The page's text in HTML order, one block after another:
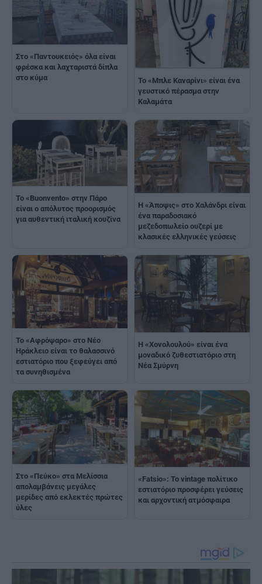
Στο «Παντουκειός» όλα είναι
φρέσκα και λαχταριστά δίπλα
στο κύμα
Το «Μπλε Καναρίνι» είναι ένα
γευστικό πέρασμα στην
Καλαμάτα
Το «Βuonvento» στην Πάρο
είναι ο απόλυτος προορισμός
για αυθεντική ιταλική κουζίνα
Η «Άποψις» στο Χαλάνδρι είναι
ένα παραδοσιακό
μεζεδοπωλείο ουζερί με
κλασικές ελληνικές γεύσεις
Το «Αφρόψαρο» στο Νέο
Ηράκλειο είναι το θαλασσινό
εστιατόριο που ξεφεύγει από
τα συνηθισμένα
H «Χονολουλού» είναι ένα
μοναδικό ζυθεστιατόριο στη
Νέα Σμύρνη
Στο «Πεύκο» στα Μελίσσια
απολαμβάνεις μεγάλες
μερίδες από εκλεκτές πρώτες
ύλες
«Fatsiο»: Το vintage πολίτικο
εστιατόριο προσφέρει γεύσεις
και αρχοντική ατμόσφαιρα